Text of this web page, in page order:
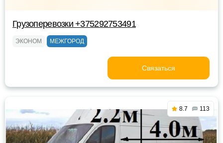
Грузоперевозки +375292753491
ЭКОНОМ МЕЖГОРОД
Связаться
8.7 113